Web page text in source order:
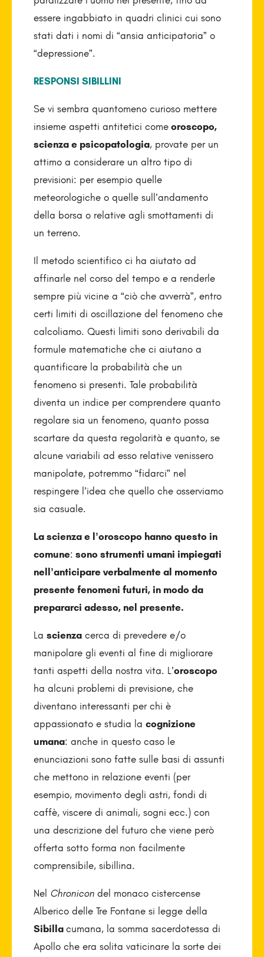
essere ingabbiato in quadri clinici cui sono
stati dati i nomi di “ansia anticipatoria” o
“depressione”.
RESPONSI SIBILLINI
Se vi sembra quantomeno curioso mettere
insieme aspetti antitetici comeoroscopo,
scienza e psicopatologia, provate per un
attimo a considerare un altro tipo di
previsioni: per esempio quelle
meteorologiche o quelle sull’andamento
della borsa o relative agli smottamenti di
un terreno.
Il metodo scientifico ci ha aiutato ad
affinarle nel corso del tempo e a renderle
sempre più vicine a “ciò che avverrà”, entro
certi limiti di oscillazione del fenomeno che
calcoliamo. Questi limiti sono derivabili da
formule matematiche che ci aiutano a
quantificare la probabilità che un
fenomeno si presenti. Tale probabilità
diventa un indice per comprendere quanto
regolare sia un fenomeno, quanto possa
scartare da questa regolarità e quanto, se
alcune variabili ad esso relative venissero
manipolate, potremmo “fidarci” nel
respingere l’idea che quello che osserviamo
sia casuale.
La scienza e l’oroscopo hanno questo in
comune: sono strumenti umani impiegati
nell’anticipare verbalmente al momento
presente fenomeni futuri, in modo da
prepararci adesso, nel presente.
La scienzacerca di prevedere e/o
manipolare gli eventi al fine di migliorare
tanti aspetti della nostra vita. L’oroscopo
ha alcuni problemi di previsione, che
diventano interessanti per chi è
appassionato e studia la cognizione
umana: anche in questo caso le
enunciazioni sono fatte sulle basi di assunti
che mettono in relazione eventi (per
esempio, movimento degli astri, fondi di
caffè, viscere di animali, sogni ecc.) con
una descrizione del futuro che viene però
offerta sotto forma non facilmente
comprensibile, sibillina.
Nel Chronicondel monaco cistercense
Alberico delle Tre Fontane si legge della
Sibilla cumana, la somma sacerdotessa di
Apollo che era solita vaticinare la sorte dei